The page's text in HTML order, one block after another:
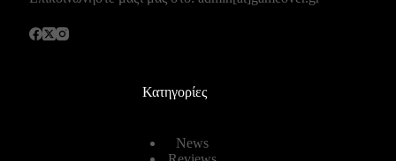
Κατηγορίες
News